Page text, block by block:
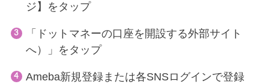
ジ】をタップ
「ドットマネーの口座を開設する外部サイト
へ）」をタップ
Ameba新規登録または各SNSログインで登録